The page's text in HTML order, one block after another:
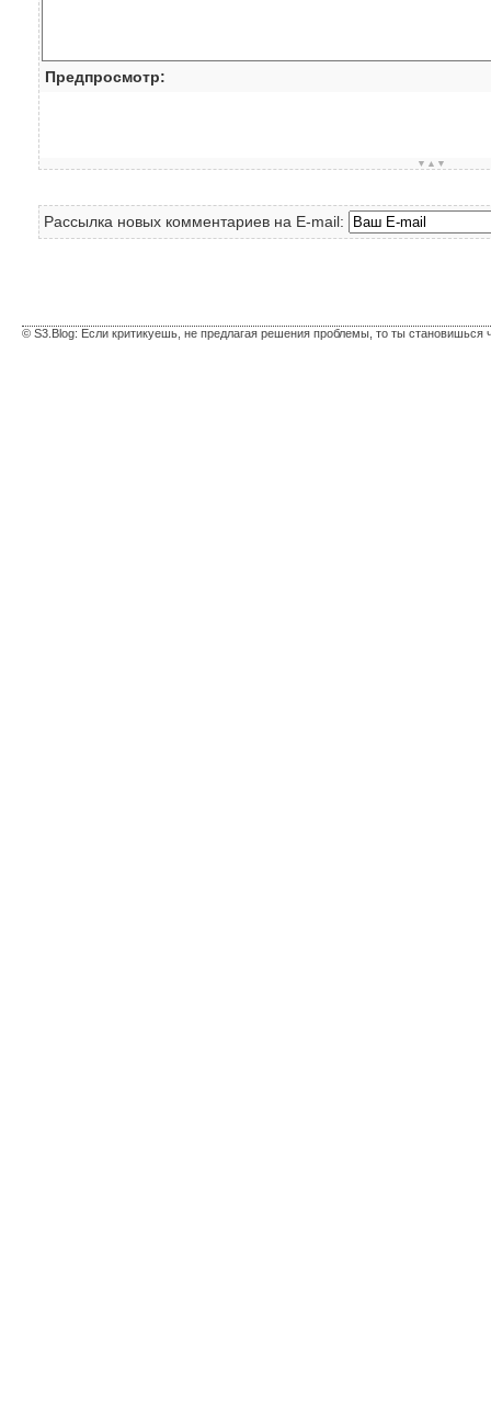
Предпросмотр:
▼▲▼
Рассылка новых комментариев на E-mail:
© S3.Blog: Если критикуешь, не предлагая решения проблемы, то ты становишься